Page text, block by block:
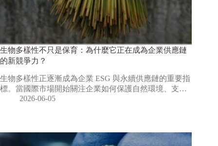
生物多樣性不只是保育：為什麼它正在成為企業供應鏈
的新競爭力？
生物多樣性正逐漸成為企業 ESG 與永續供應鏈的重要指
標。當國際市場開始關注企業如何保護自然環境、支…
2026-06-05